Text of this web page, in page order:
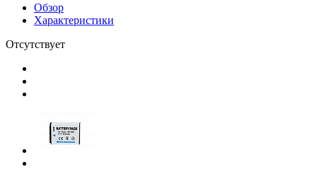
Обзор
Характеристики
Отсутствует